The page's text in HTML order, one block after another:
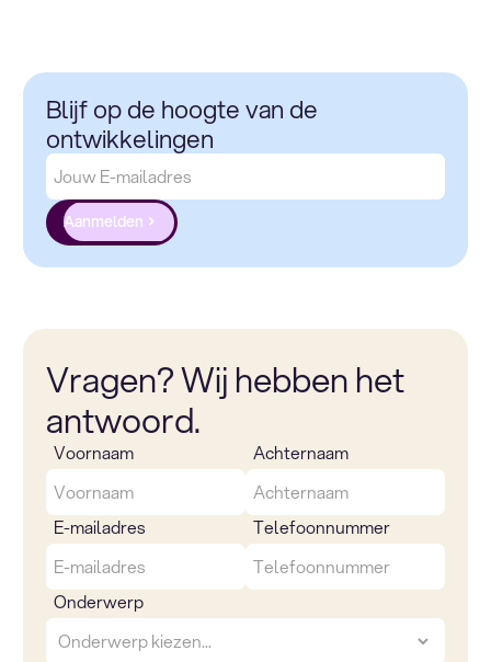
Blijf op de hoogte van de
ontwikkelingen
Aanmelden
Vragen? Wij hebben het
antwoord.
Voornaam Achternaam
E-mailadres Telefoonnummer
Onderwerp